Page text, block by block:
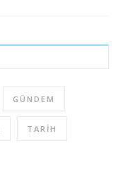
GÜNDEM
TARIH